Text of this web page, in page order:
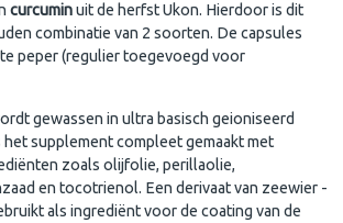
curcuminuit de herfst Ukon. Hierdoor is dit
combinatie van 2 soorten. De capsules
peper (regulier toegevoegd voor
gewassen in ultra basisch geioniseerd
het supplement compleet gemaakt met
zoals olijfolie, perillaolie,
en tocotrienol. Een derivaat van zeewier -
als ingrediënt voor de coating van de